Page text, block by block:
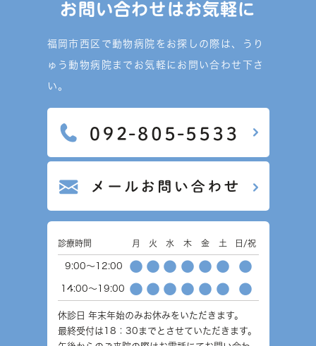
お問い合わせはお気軽に
福岡市西区で動物病院をお探しの際は、うり
ゅう動物病院までお気軽にお問い合わせ下さ
い。
診療時間 月 火 水 木 金 土 日/祝
9:00～12:00 ● ● ● ● ● ● ●
14:00～19:00 ● ● ● ● ● ● ●
休診日 年末年始のみお休みをいただきます。
最終受付は18：30までとさせていただきます。